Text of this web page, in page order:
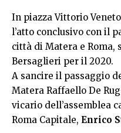
In piazza Vittorio
l’atto conclusivo con il
città di Matera e Roma,
Bersaglieri per il 2020.
A sancire il passaggio
Matera Raffaello De
vicario dell’assemblea
Roma Capitale, Enrico